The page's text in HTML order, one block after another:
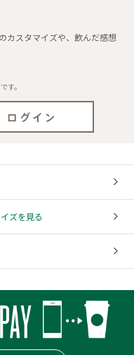
カスタマイズや、飲んだ感想
す。
ズを見る